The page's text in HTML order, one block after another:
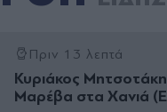
Πριν 13 λεπτά
Κυριάκος
Μαρέβα στα Χανιά